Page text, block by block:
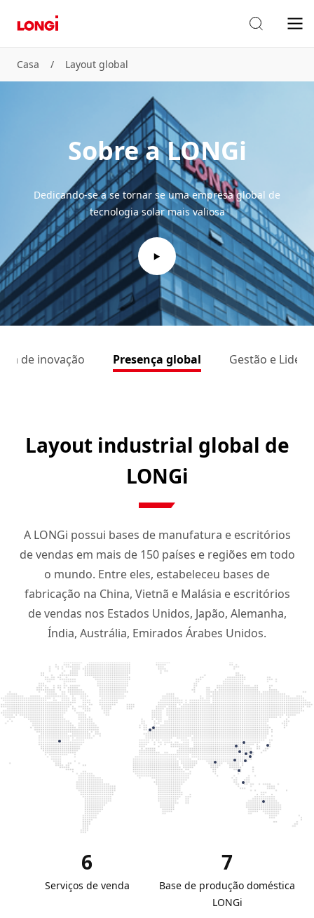
Casa / Layout global
Sobre a LONGi
Dedicando-se a se tornar se uma empresa global de
tecnologia solar mais valiosa
de inovação Presença global Gestão e
Layout industrial global de
LONGi
A LONGi possui bases de manufatura e escritórios
de vendas em mais de 150 países e regiões em todo
o mundo. Entre eles, estabeleceu bases de
fabricação na China, Vietnã e Malásia e escritórios
de vendas nos Estados Unidos, Japão, Alemanha,
Índia, Austrália, Emirados Árabes Unidos.
6
Serviços de venda
7
Base de produção doméstica
LONGi